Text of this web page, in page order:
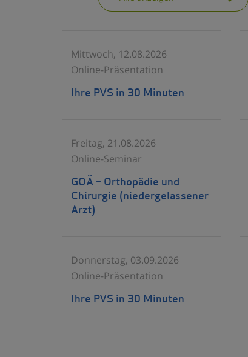
Mittwoch, 12.08.2026
Online-Präsentation
Ihre PVS in 30 Minuten
Freitag, 21.08.2026
Online-Seminar
GOÄ – Orthopädie und
Chirurgie (niedergelassener
Arzt)
Donnerstag, 03.09.2026
Online-Präsentation
Ihre PVS in 30 Minuten